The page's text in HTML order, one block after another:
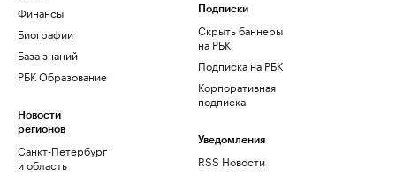
Финансы
Биографии
База знаний
РБК Образование
Новости
регионов
Санкт-Петербург
и область
Подписки
Скрыть баннеры
на РБК
Подписка на РБК
Корпоративная
подписка
Уведомления
RSS Новости